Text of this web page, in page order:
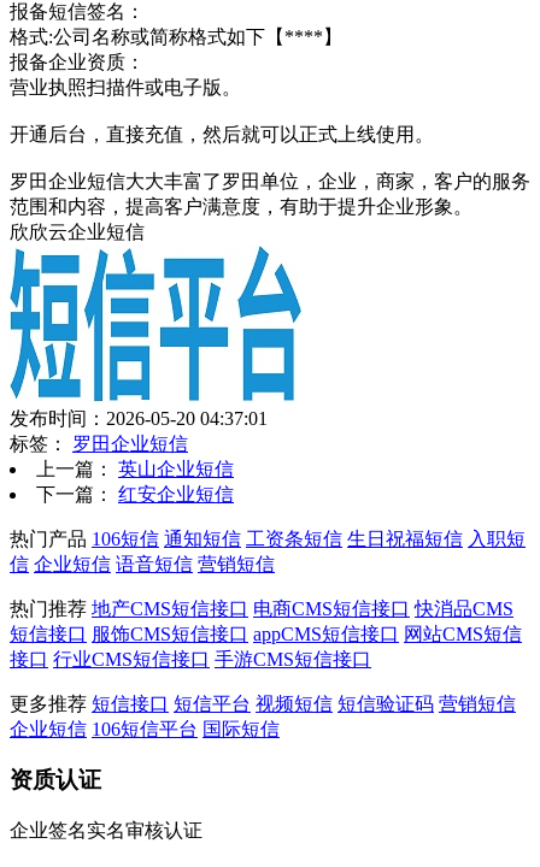
报备短信签名：
格式:公司名称或简称格式如下【****】
报备企业资质：
营业执照扫描件或电子版。
开通后台，直接充值，然后就可以正式上线使用。
罗田企业短信大大丰富了罗田单位，企业，商家，客户的服务
范围和内容，提高客户满意度，有助于提升企业形象。
欣欣云企业短信
发布时间：2026-05-20 04:37:01
标签： 罗田企业短信
上一篇： 英山企业短信
下一篇： 红安企业短信
热门产品 106短信 通知短信 工资条短信 生日祝福短信 入职短
信 企业短信 语音短信 营销短信
热门推荐 地产CMS短信接口 电商CMS短信接口 快消品CMS
短信接口 服饰CMS短信接口 appCMS短信接口 网站CMS短信
接口 行业CMS短信接口 手游CMS短信接口
更多推荐 短信接口 短信平台 视频短信 短信验证码 营销短信
企业短信 106短信平台 国际短信
资质认证
企业签名实名审核认证